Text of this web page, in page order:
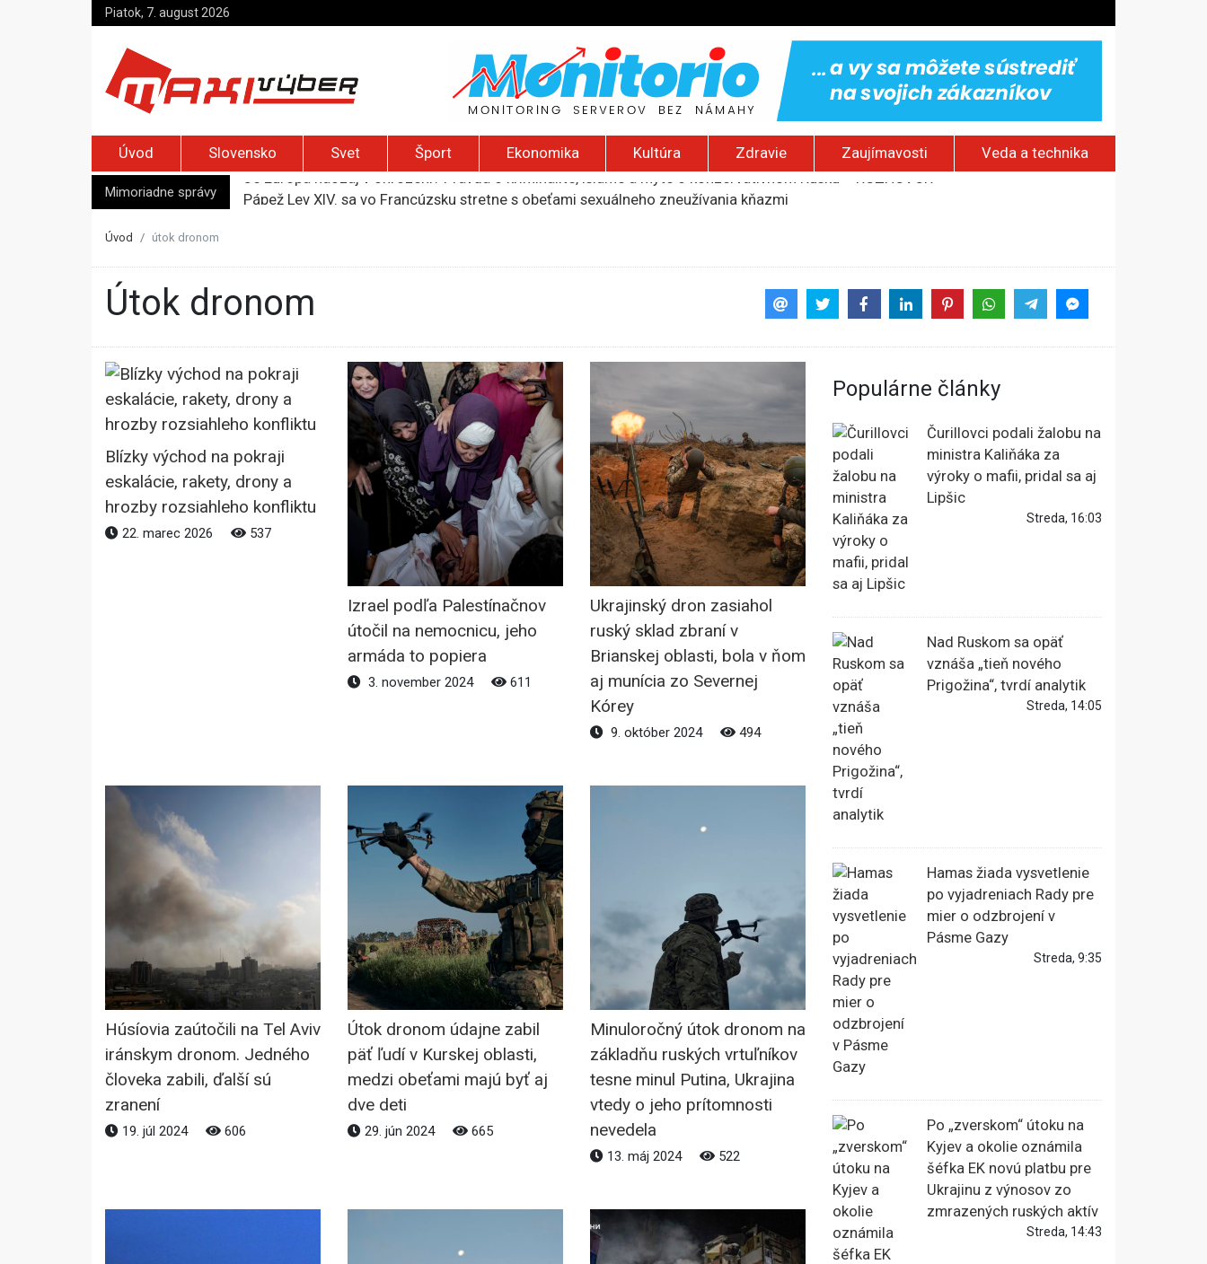
Piatok, 7. august 2026
Úvod Slovensko Svet Šport Ekonomika Kultúra Zdravie Zaujímavosti Veda a technika
Mimoriadne správy
Pápež Lev XIV. sa vo Francúzsku stretne s obeťami sexuálneho zneužívania kňazmi
Úvod útok dronom
útok dronom
Blízky východ na pokraji
eskalácie, rakety, drony a
hrozby rozsiahleho konfliktu
22. marec 2026 537
Izrael podľa Palestínačnov
útočil na nemocnicu, jeho
armáda to popiera
3. november 2024 611
Ukrajinský dron zasiahol
ruský sklad zbraní v
Brianskej oblasti, bola v ňom
aj munícia zo Severnej
Kórey
9. október 2024 494
Húsíovia zaútočili na Tel Aviv
iránskym dronom. Jedného
človeka zabili, ďalší sú
zranení
19. júl 2024 606
Útok dronom údajne zabil
päť ľudí v Kurskej oblasti,
medzi obeťami majú byť aj
dve deti
29. jún 2024 665
Minuloročný útok dronom na
základňu ruských vrtuľníkov
tesne minul Putina, Ukrajina
vtedy o jeho prítomnosti
nevedela
13. máj 2024 522
Populárne články
Čurillovci podali žalobu na
ministra Kaliňáka za
výroky o mafii, pridal sa aj
Lipšic
Streda, 16:03
Nad Ruskom sa opäť
vznáša „tieň nového
Prigožina“, tvrdí analytik
Streda, 14:05
Hamas žiada vysvetlenie
po vyjadreniach Rady pre
mier o odzbrojení v
Pásme Gazy
Streda, 9:35
Po „zverskom“ útoku na
Kyjev a okolie oznámila
šéfka EK novú platbu pre
Ukrajinu z výnosov zo
zmrazených ruských aktív
Streda, 14:43